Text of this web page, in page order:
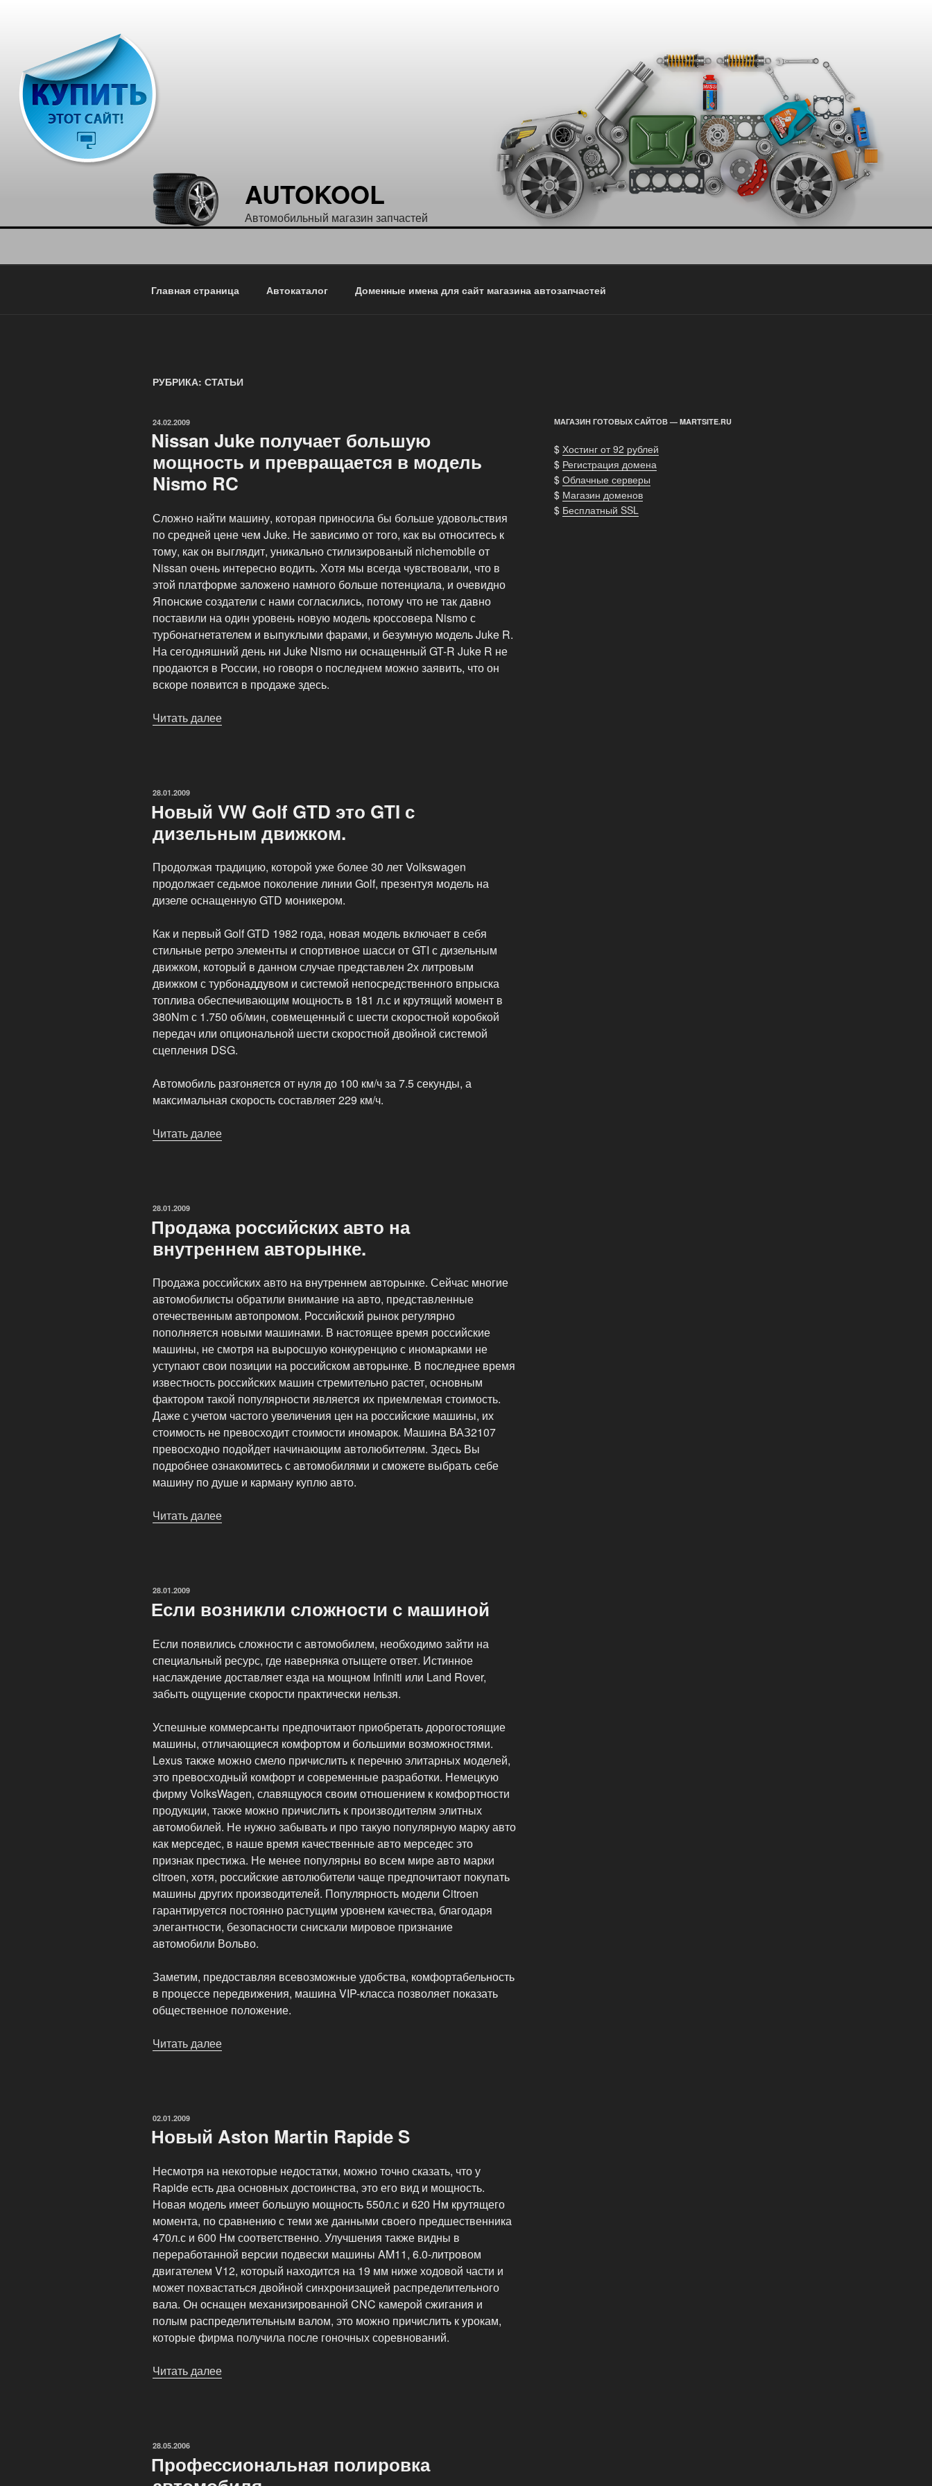
AUTOKOOL
Автомобильный магазин запчастей
Главная страница Автокаталог Доменные имена для сайт магазина автозапчастей
РУБРИКА: СТАТЬИ
ОПУБЛИКОВАНО
24.02.2009
Nissan Juke получает большую
мощность и превращается в модель
Nismo RC
Сложно найти машину, которая приносила бы больше удовольствия
по средней цене чем Juke. Не зависимо от того, как вы относитесь к
тому, как он выглядит, уникально стилизированый nichemobile от
Nissan очень интересно водить. Хотя мы всегда чувствовали, что в
этой платформе заложено намного больше потенциала, и очевидно
Японские создатели с нами согласились, потому что не так давно
поставили на один уровень новую модель кроссовера Nismo с
турбонагнетателем и выпуклыми фарами, и безумную модель Juke R.
На сегодняшний день ни Juke Nismo ни оснащенный GT-R Juke R не
продаются в России, но говоря о последнем можно заявить, что он
вскоре появится в продаже здесь.
Читать далее
превращается
в
Nismo
RC»
ОПУБЛИКОВАНО
28.01.2009
Новый VW Golf GTD это GTI с
дизельным движком.
Продолжая традицию, которой уже более 30 лет Volkswagen
продолжает седьмое поколение линии Golf, презентуя модель на
дизеле оснащенную GTD моникером.
Как и первый Golf GTD 1982 года, новая модель включает в себя
стильные ретро элементы и спортивное шасси от GTI с дизельным
движком, который в данном случае представлен 2х литровым
движком с турбонаддувом и системой непосредственного впрыска
топлива обеспечивающим мощность в 181 л.с и крутящий момент в
380Nm с 1.750 об/мин, совмещенный с шести скоростной коробкой
передач или опциональной шести скоростной двойной системой
сцепления DSG.
Автомобиль разгоняется от нуля до 100 км/ч за 7.5 секунды, а
максимальная скорость составляет 229 км/ч.
Читать далее
с
дизельным
ОПУБЛИКОВАНО
28.01.2009
Продажа российских авто на
внутреннем авторынке.
Продажа российских авто на внутреннем авторынке. Сейчас многие
автомобилисты обратили внимание на авто, представленные
отечественным автопромом. Российский рынок регулярно
пополняется новыми машинами. В настоящее время российские
машины, не смотря на выросшую конкуренцию с иномарками не
уступают свои позиции на российском авторынке. В последнее время
известность российских машин стремительно растет, основным
фактором такой популярности является их приемлемая стоимость.
Даже с учетом частого увеличения цен на российские машины, их
стоимость не превосходит стоимости иномарок. Машина ВАЗ2107
превосходно подойдет начинающим автолюбителям. Здесь Вы
подробнее ознакомитесь с автомобилями и сможете выбрать себе
машину по душе и карману куплю авто.
Читать далее
ОПУБЛИКОВАНО
28.01.2009
Если возникли сложности с машиной
Если появились сложности с автомобилем, необходимо зайти на
специальный ресурс, где наверняка отыщете ответ. Истинное
наслаждение доставляет езда на мощном Infiniti или Land Rover,
забыть ощущение скорости практически нельзя.
Успешные коммерсанты предпочитают приобретать дорогостоящие
машины, отличающиеся комфортом и большими возможностями.
Lexus также можно смело причислить к перечню элитарных моделей,
это превосходный комфорт и современные разработки. Немецкую
фирму VolksWagen, славящуюся своим отношением к комфортности
продукции, также можно причислить к производителям элитных
автомобилей. Не нужно забывать и про такую популярную марку авто
как мерседес, в наше время качественные авто мерседес это
признак престижа. Не менее популярны во всем мире авто марки
citroen, хотя, российские автолюбители чаще предпочитают покупать
машины других производителей. Популярность модели Citroen
гарантируется постоянно растущим уровнем качества, благодаря
элегантности, безопасности снискали мировое признание
автомобили Вольво.
Заметим, предоставляя всевозможные удобства, комфортабельность
в процессе передвижения, машина VIP-класса позволяет показать
общественное положение.
Читать далее
ОПУБЛИКОВАНО
02.01.2009
Новый Aston Martin Rapide S
Несмотря на некоторые недостатки, можно точно сказать, что у
Rapide есть два основных достоинства, это его вид и мощность.
Новая модель имеет большую мощность 550л.с и 620 Нм крутящего
момента, по сравнению с теми же данными своего предшественника
470л.с и 600 Нм соответственно. Улучшения также видны в
переработанной версии подвески машины AM11, 6.0-литровом
двигателем V12, который находится на 19 мм ниже ходовой части и
может похвастаться двойной синхронизацией распределительного
вала. Он оснащен механизированной CNC камерой сжигания и
полым распределительным валом, это можно причислить к урокам,
которые фирма получила после гоночных соревнований.
Читать далее
ОПУБЛИКОВАНО
28.05.2006
Профессиональная полировка
МАГАЗИН ГОТОВЫХ САЙТОВ — MARTSITE.RU
$ Хостинг от 92 рублей
$ Регистрация домена
$ Облачные серверы
$ Магазин доменов
$ Бесплатный SSL